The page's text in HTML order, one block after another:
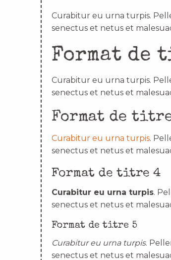
Curabitur eu urna turpis.
senectus et netus et
Format de
Curabitur eu urna turpis.
senectus et netus et
Format de
Curabitur eu urna turpis.
senectus et netus et
Format de titre 4
Curabitur eu urna turpis.
senectus et netus et
Format de titre 5
Curabitur eu urna turpis.
senectus et netus et